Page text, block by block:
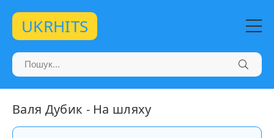
UKRHITS
Валя Дубик - На шляху